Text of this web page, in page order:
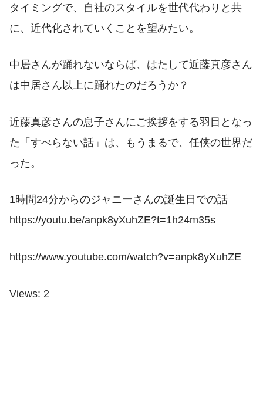
タイミングで、自社のスタイルを世代代わりと共
に、近代化されていくことを望みたい。
中居さんが踊れないならば、はたして近藤真彦さん
は中居さん以上に踊れたのだろうか？
近藤真彦さんの息子さんにご挨拶をする羽目となっ
た「すべらない話」は、もうまるで、任侠の世界だ
った。
1時間24分からのジャニーさんの誕生日での話
https://youtu.be/anpk8yXuhZE?t=1h24m35s
https://www.youtube.com/watch?v=anpk8yXuhZE
Views: 2